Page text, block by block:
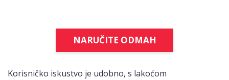
NARUČITE ODMAH
Korisničko iskustvo je udobno, s lakoćom